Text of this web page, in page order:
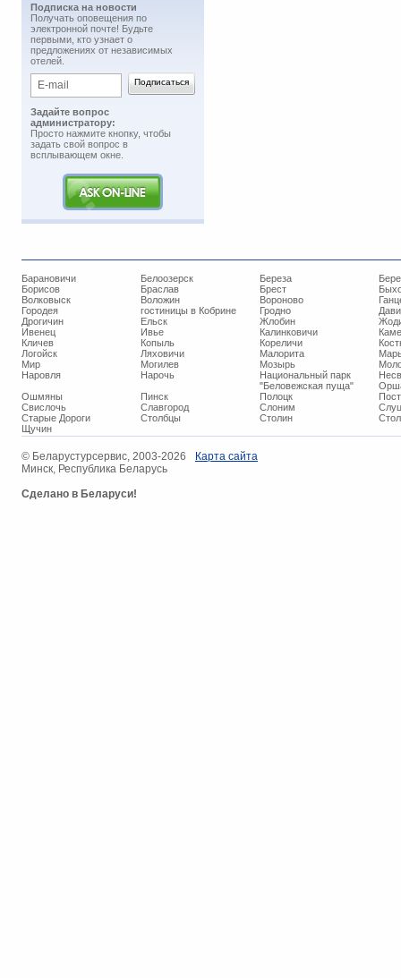
Подписка на новости
​Получать оповещения по
электронной почте! Будьте
первыми, кто узнает о
предложениях от независимых
отелей.
Задайте вопрос
администратору:
Просто нажмите кнопку, чтобы
задать свой вопрос в
всплывающем окне.
Барановичи Белоозерск Береза
Борисов
Браслав Брест
Волковыск
Воложин Вороново
Городея
гостиницы в Кобрине Гродно
Дрогичин
Ельск Жлобин
Ивенец
Ивье Калинковичи
Кличев
Копыль Кореличи
Логойск
Ляховичи Малорита
Мир
Могилев Мозырь
Наровля
Нарочь
Национальный парк
"Беловежская пуща"
Ошмяны
Пинск Полоцк
Свислочь
Славгород Слоним
Старые Дороги
Столбцы Столин
Щучин
© ​Беларустурсервис, 2003-2026
Минск, Республика Беларусь
Сделано в Беларуси!
Карта сайта